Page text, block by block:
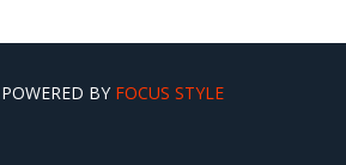
POWERED BY FOCUS STYLE